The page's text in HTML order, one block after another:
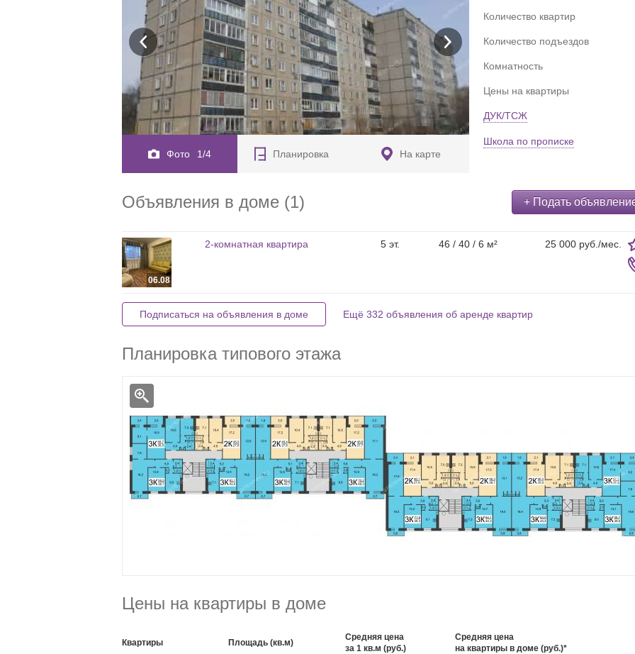
Фото 1/4 Планировка На карте
Количество квартир
Количество подъездов
Комнатность
Цены на квартиры
ДУК/ТСЖ
Школа по прописке
Объявления в доме (1) + Подать
06.08
2-комнатная квартира 5 эт. 46 / 40 / 6 м² 25 000 руб./мес.
Подписаться на объявления в доме Ещё 332 объявления об аренде квартир
Планировка типового этажа
Цены на квартиры в доме
Квартиры Площадь (кв.м)
Средняя цена
за 1 кв.м (руб.)
Средняя цена
на квартиры в доме (руб.)*